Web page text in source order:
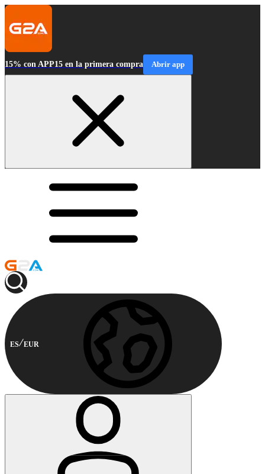
15% con APP15 en la primera compra Abrir app
ES EUR